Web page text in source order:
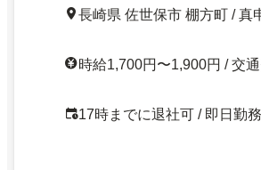
長崎県 佐世保市 棚方町 / 真
時給1,700円〜1,900円 / 交
17時までに退社可 / 即日勤